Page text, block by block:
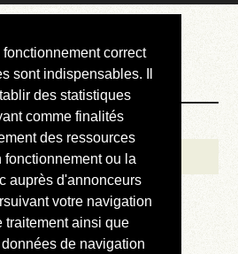
correct
sont indispensables. Il
des statistiques
comme finalités
des ressources
fonctionnement ou la
auprès d'annonceurs
votre navigation
traitement ainsi que
de navigation
»